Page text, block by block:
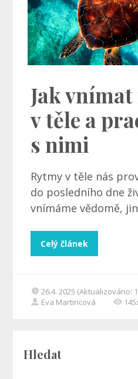
Jak
v těle a
s nimi
Rytmy v těle nás
do posledního dne
vnímáme vědomě,
Celý článek
26.4. 2025 (Aktualizováno:
Eva Martincová
Hledat